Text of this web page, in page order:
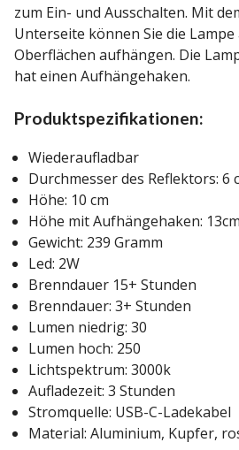
zum Ein- und Ausschalten. Mit
Unterseite können Sie die
Oberflächen aufhängen. Die
hat einen Aufhängehaken.
Produktspezifikationen:
Wiederaufladbar
Durchmesser des Reflektors: 6
Höhe: 10 cm
Höhe mit Aufhängehaken: 13cm
Gewicht: 239 Gramm
Led: 2W
Brenndauer 15+ Stunden
Brenndauer: 3+ Stunden
Lumen niedrig: 30
Lumen hoch: 250
Lichtspektrum: 3000k
Aufladezeit: 3 Stunden
Stromquelle: USB-C-Ladekabel
Material: Aluminium, Kupfer,